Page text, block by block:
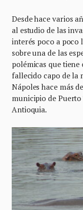
Desde hace varios
al estudio de las
interés poco a poco
sobre una de las
polémicas que
fallecido capo de la
Nápoles hace más
municipio de
Antioquia.